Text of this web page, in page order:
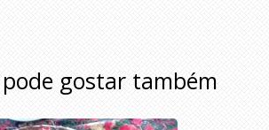
pode gostar também